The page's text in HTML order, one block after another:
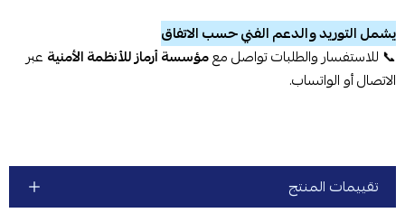
يشمل التوريد والدعم الفني حسب الاتفاق
📞 للاستفسار والطلبات تواصل معمؤسسة أرماز للأنظمة الأمنية عبر
الاتصال أو الواتساب.
تقييمات المنتج